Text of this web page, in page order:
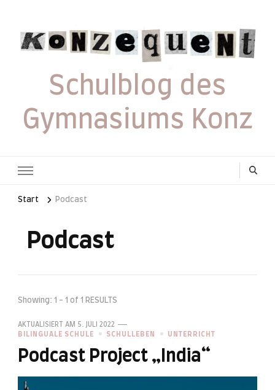
Schulblog des
Gymnasiums Konz
Start Podcast
Podcast
Showing: 1 - 1 of 1 RESULTS
AKTUALISIERT AM 5. JULI 2022
BILINGUALE SCHULE
SCHULLEBEN UNTERRICHT
Podcast Project „India“